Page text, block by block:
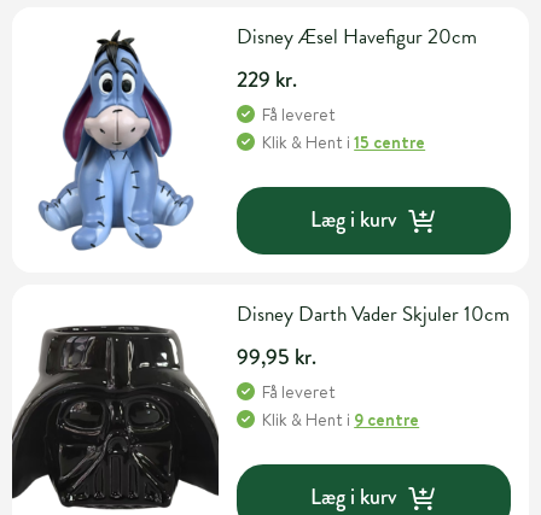
Disney Æsel Havefigur 20cm
229 kr.
Få leveret
Klik & Hent i15 centre
Læg i kurv
Disney Darth Vader Skjuler 10cm
99,95 kr.
Få leveret
Klik & Hent i 9 centre
Læg i kurv